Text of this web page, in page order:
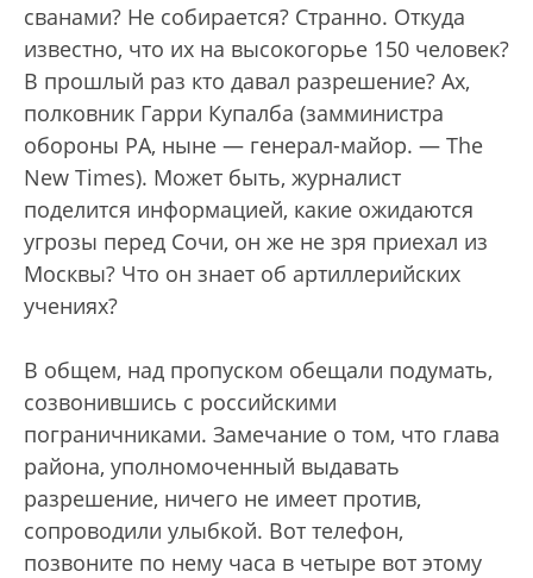
сванами? Не собирается? Странно. Откуда
известно, что их на высокогорье 150 человек?
В прошлый раз кто давал разрешение? Ах,
полковник Гарри Купалба (замминистра
обороны РА, ныне — генерал-майор. — The
New Times). Может быть, журналист
поделится информацией, какие ожидаются
угрозы перед Сочи, он же не зря приехал из
Москвы? Что он знает об артиллерийских
учениях?
В общем, над пропуском обещали подумать,
созвонившись с российскими
пограничниками. Замечание о том, что глава
района, уполномоченный выдавать
разрешение, ничего не имеет против,
сопроводили улыбкой. Вот телефон,
позвоните по нему часа в четыре вот этому